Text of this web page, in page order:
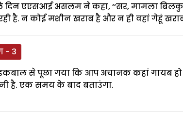
एएसआई असलम ने कहा, ‘‘सर, मामला
है. न कोई मशीन खराब है और न ही वहां गेहूं
- 3
से पूछा गया कि आप अचानक कहां गायब हो
है. एक समय के बाद बताउंगा.